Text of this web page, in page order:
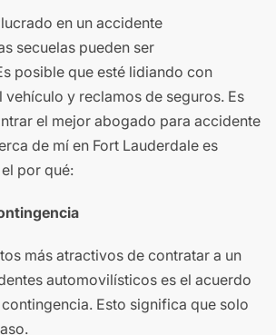
en un accidente
secuelas pueden ser
posible que esté lidiando con
vehículo y reclamos de seguros. Es
el mejor abogado para accidente
de mí en Fort Lauderdale es
por qué:
más atractivos de contratar a un
automovilísticos es el acuerdo
Esto significa que solo